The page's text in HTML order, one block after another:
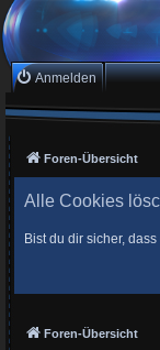
Anmelden
Foren-Übersicht
Alle Cookies
Bist du dir sicher,
Foren-Übersicht